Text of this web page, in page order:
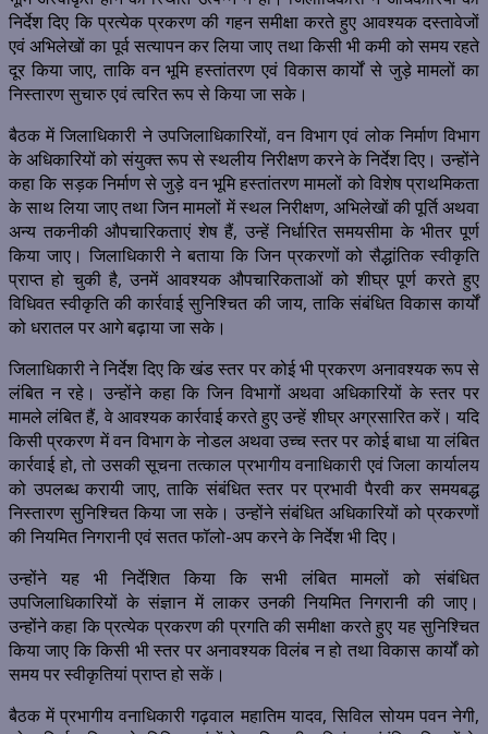
निर्देश दिए कि प्रत्येक प्रकरण की गहन समीक्षा करते हुए आवश्यक दस्तावेजों
एवं अभिलेखों का पूर्व सत्यापन कर लिया जाए तथा किसी भी कमी को समय रहते
दूर किया जाए, ताकि वन भूमि हस्तांतरण एवं विकास कार्यों से जुड़े मामलों का
निस्तारण सुचारु एवं त्वरित रूप से किया जा सके।
बैठक में जिलाधिकारी ने उपजिलाधिकारियों, वन विभाग एवं लोक निर्माण विभाग
के अधिकारियों को संयुक्त रूप से स्थलीय निरीक्षण करने के निर्देश दिए। उन्होंने
कहा कि सड़क निर्माण से जुड़े वन भूमि हस्तांतरण मामलों को विशेष प्राथमिकता
के साथ लिया जाए तथा जिन मामलों में स्थल निरीक्षण, अभिलेखों की पूर्ति अथवा
अन्य तकनीकी औपचारिकताएं शेष हैं, उन्हें निर्धारित समयसीमा के भीतर पूर्ण
किया जाए। जिलाधिकारी ने बताया कि जिन प्रकरणों को सैद्धांतिक स्वीकृति
प्राप्त हो चुकी है, उनमें आवश्यक औपचारिकताओं को शीघ्र पूर्ण करते हुए
विधिवत स्वीकृति की कार्रवाई सुनिश्चित की जाय, ताकि संबंधित विकास कार्यों
को धरातल पर आगे बढ़ाया जा सके।
जिलाधिकारी ने निर्देश दिए कि खंड स्तर पर कोई भी प्रकरण अनावश्यक रूप से
लंबित न रहे। उन्होंने कहा कि जिन विभागों अथवा अधिकारियों के स्तर पर
मामले लंबित हैं, वे आवश्यक कार्रवाई करते हुए उन्हें शीघ्र अग्रसारित करें। यदि
किसी प्रकरण में वन विभाग के नोडल अथवा उच्च स्तर पर कोई बाधा या लंबित
कार्रवाई हो, तो उसकी सूचना तत्काल प्रभागीय वनाधिकारी एवं जिला कार्यालय
को उपलब्ध करायी जाए, ताकि संबंधित स्तर पर प्रभावी पैरवी कर समयबद्ध
निस्तारण सुनिश्चित किया जा सके। उन्होंने संबंधित अधिकारियों को प्रकरणों
की नियमित निगरानी एवं सतत फॉलो-अप करने के निर्देश भी दिए।
उन्होंने यह भी निर्देशित किया कि सभी लंबित मामलों को संबंधित
उपजिलाधिकारियों के संज्ञान में लाकर उनकी नियमित निगरानी की जाए।
उन्होंने कहा कि प्रत्येक प्रकरण की प्रगति की समीक्षा करते हुए यह सुनिश्चित
किया जाए कि किसी भी स्तर पर अनावश्यक विलंब न हो तथा विकास कार्यों को
समय पर स्वीकृतियां प्राप्त हो सकें।
बैठक में प्रभागीय वनाधिकारी गढ़वाल महातिम यादव, सिविल सोयम पवन नेगी,